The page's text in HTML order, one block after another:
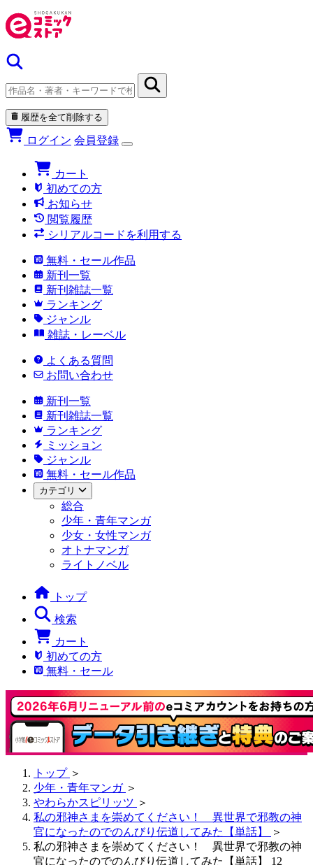
履歴を全て削除する
ログイン 会員登録
カート
初めての方
お知らせ
閲覧履歴
シリアルコードを利用する
無料・セール作品
新刊一覧
新刊雑誌一覧
ランキング
ジャンル
雑誌・レーベル
よくある質問
お問い合わせ
新刊一覧
新刊雑誌一覧
ランキング
ミッション
ジャンル
無料・セール作品
カテゴリ
総合
少年・青年マンガ
少女・女性マンガ
オトナマンガ
ライトノベル
トップ
検索
カート
初めての方
無料・セール
トップ ＞
少年・青年マンガ ＞
やわらかスピリッツ ＞
私の邪神さまを崇めてください！ 異世界で邪教の神
官になったのでのんびり伝道してみた【単話】
＞
私の邪神さまを崇めてください！ 異世界で邪教の神
官になったのでのんびり伝道してみた【単話】 12